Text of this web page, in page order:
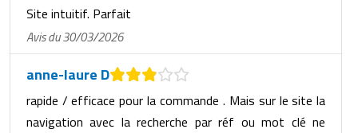
Site intuitif. Parfait
Avis du 30/03/2026
anne-laure D
rapide / efficace pour la commande . Mais sur le site la
navigation avec la recherche par réf ou mot clé ne